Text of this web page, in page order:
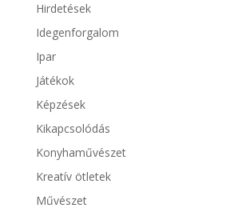
Hirdetések
Idegenforgalom
Ipar
Játékok
Képzések
Kikapcsolódás
Konyhaművészet
Kreatív ötletek
Művészet